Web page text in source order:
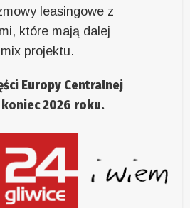
leasingowe z
które mają dalej
projektu.
Europy Centralnej
2026 roku.